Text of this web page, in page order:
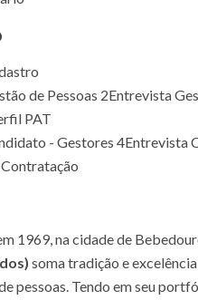
de Pessoas 2Entrevista
PAT
- Gestores 4Entrevista
Contratação
1969, na cidade de
soma tradição e
pessoas. Tendo em seu